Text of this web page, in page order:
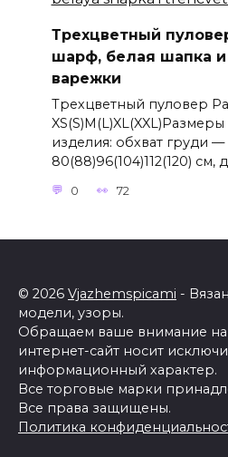
Трехцветный
шарф, белая шапка
варежки
Трехцветный пуловер
изделия: обхват груди —
80(88)96(104)112(120) см,
0 72
© 2026 Vjazhemspicami -
модели, узоры.
Обращаем ваше внимание на
интернет-сайт носит
информационный характер.
Все торговые марки
Все права защищены.
Политика